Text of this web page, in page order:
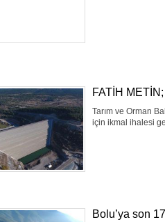
FATİH
Tarım ve Orman
için ikmal ihalesi
Bolu’ya son